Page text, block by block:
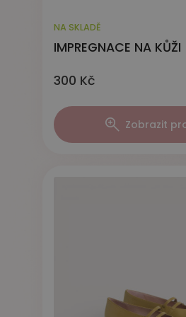
NA SKLADĚ
IMPREGNACE NA KŮŽI
300 Kč
Zobrazit